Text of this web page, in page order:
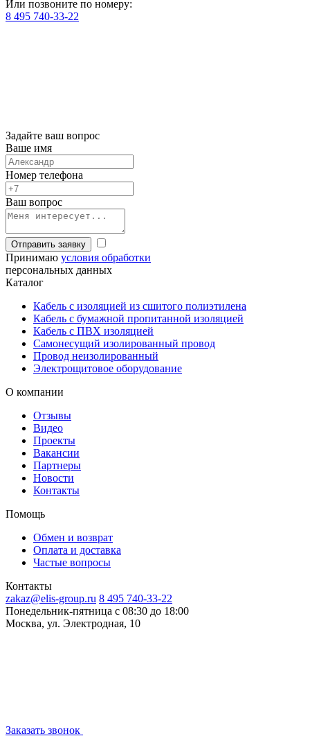
Или позвоните по номеру:
8 495 740-33-22
Задайте ваш вопрос
Ваше имя
Номер телефона
Ваш вопрос
Отправить заявку
Принимаю условия обработки
персональных данных
Каталог
Кабель с изоляцией из сшитого полиэтилена
Кабель с бумажной пропитанной изоляцией
Кабель с ПВХ изоляцией
Самонесущий изолированный провод
Провод неизолированный
Электрощитовое оборудование
О компании
Отзывы
Видео
Проекты
Вакансии
Партнеры
Новости
Контакты
Помощь
Обмен и возврат
Оплата и доставка
Частые вопросы
Контакты
zakaz@elis-group.ru 8 495 740-33-22
Понедельник-пятница c 08:30 до 18:00
Москва, ул. Электродная, 10
Заказать звонок